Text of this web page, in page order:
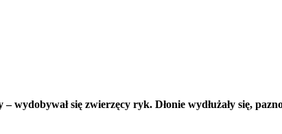
się zwierzęcy ryk. Dłonie wydłużały się,